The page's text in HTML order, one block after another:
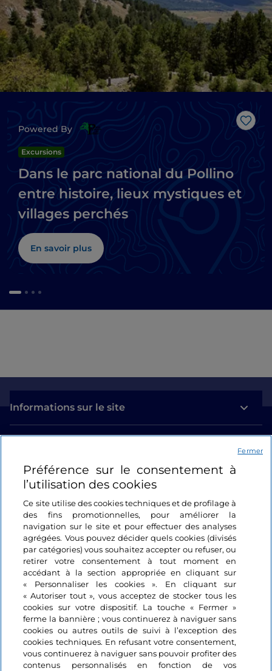
Powered By
Excursions
Dans le parc national du Pollino
entre histoire, lieux mystiques et
villages perchés
En savoir plus
Informations sur le site
Se connecter
Suivez-nous
Préférence sur le consentement à
l’utilisation des cookies
Ce site utilise des cookies techniques et de profilage à
des fins promotionnelles, pour améliorer la
navigation sur le site et pour effectuer des analyses
agrégées. Vous pouvez décider quels cookies (divisés
par catégories) vous souhaitez accepter ou refuser, ou
retirer votre consentement à tout moment en
accédant à la section appropriée en cliquant sur
« Personnaliser les cookies ». En cliquant sur
« Autoriser tout », vous acceptez de stocker tous les
cookies sur votre dispositif. La touche « Fermer »
ferme la bannière ; vous continuerez à naviguer sans
cookies ou autres outils de suivi à l’exception des
cookies techniques. En refusant votre consentement,
vous continuerez à naviguer sans pouvoir profiter des
contenus personnalisés en fonction de vos
Fermer